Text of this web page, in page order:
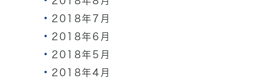
2018年7月
2018年6月
2018年5月
2018年4月